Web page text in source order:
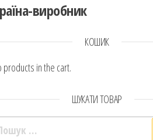
виробник
КОШИК
products in the cart.
ШУКАТИ ТОВАР